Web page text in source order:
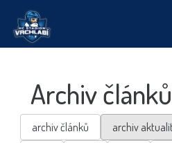
Archiv článků
archiv článků
archiv